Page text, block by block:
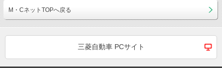
M・CネットTOPへ戻る
三菱自動車 PCサイト